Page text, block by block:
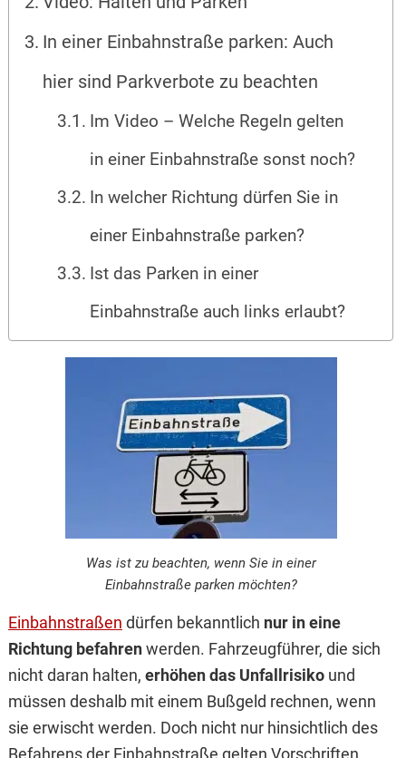
In einer Einbahnstraße parken: Auch
hier sind Parkverbote zu beachten
Im Video – Welche Regeln gelten
in einer Einbahnstraße sonst noch?
In welcher Richtung dürfen Sie in
einer Einbahnstraße parken?
Ist das Parken in einer
Einbahnstraße auch links erlaubt?
Was ist zu beachten, wenn Sie in einer
Einbahnstraße parken möchten?
Einbahnstraßen dürfen bekanntlich nur in eine
Richtung befahrenwerden. Fahrzeugführer, die sich
nicht daran halten, erhöhen das Unfallrisikound
müssen deshalb mit einem Bußgeld rechnen, wenn
sie erwischt werden. Doch nicht nur hinsichtlich des
Befahrens der Einbahnstraße gelten Vorschriften.